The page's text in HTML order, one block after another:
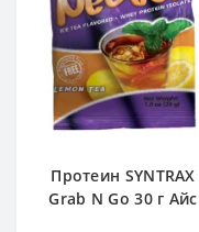
Протеин SYNTRAX
Grab N Go 30 г Айс